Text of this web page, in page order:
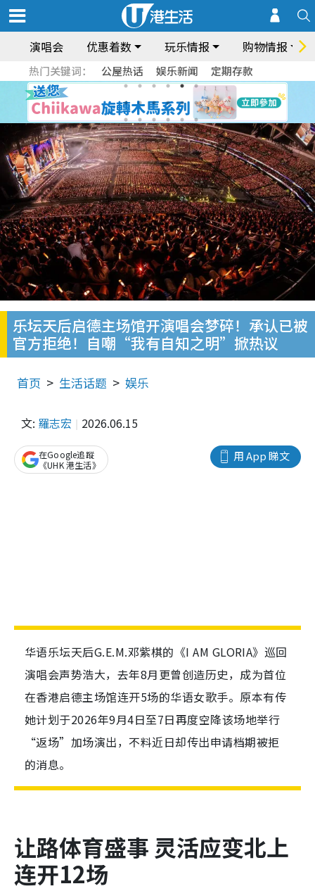
演唱会 优惠着数 玩乐情报 购物情报
热门关键词： 公屋热话 娱乐新闻 定期存款
乐坛天后启德主场馆开演唱会梦碎！承认已被
官方拒绝！自嘲“我有自知之明”掀热议
首页 生活话题 娱乐
文: 羅志宏 2026.06.15
用 App 睇文
在Google追蹤
《UHK 港生活》
华语乐坛天后G.E.M.邓紫棋的《I AM GLORIA》巡回
演唱会声势浩大，去年8月更曾创造历史，成为首位
在香港启德主场馆连开5场的华语女歌手。原本有传
她计划于2026年9月4日至7日再度空降该场地举行
“返场”加场演出，不料近日却传出申请档期被拒
的消息。
让路体育盛事 灵活应变北上
连开12场